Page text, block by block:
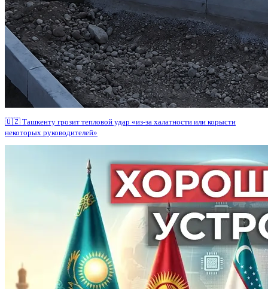
🇺🇿 Ташкенту грозит тепловой удар «из-за халатности или корысти
некоторых руководителей»